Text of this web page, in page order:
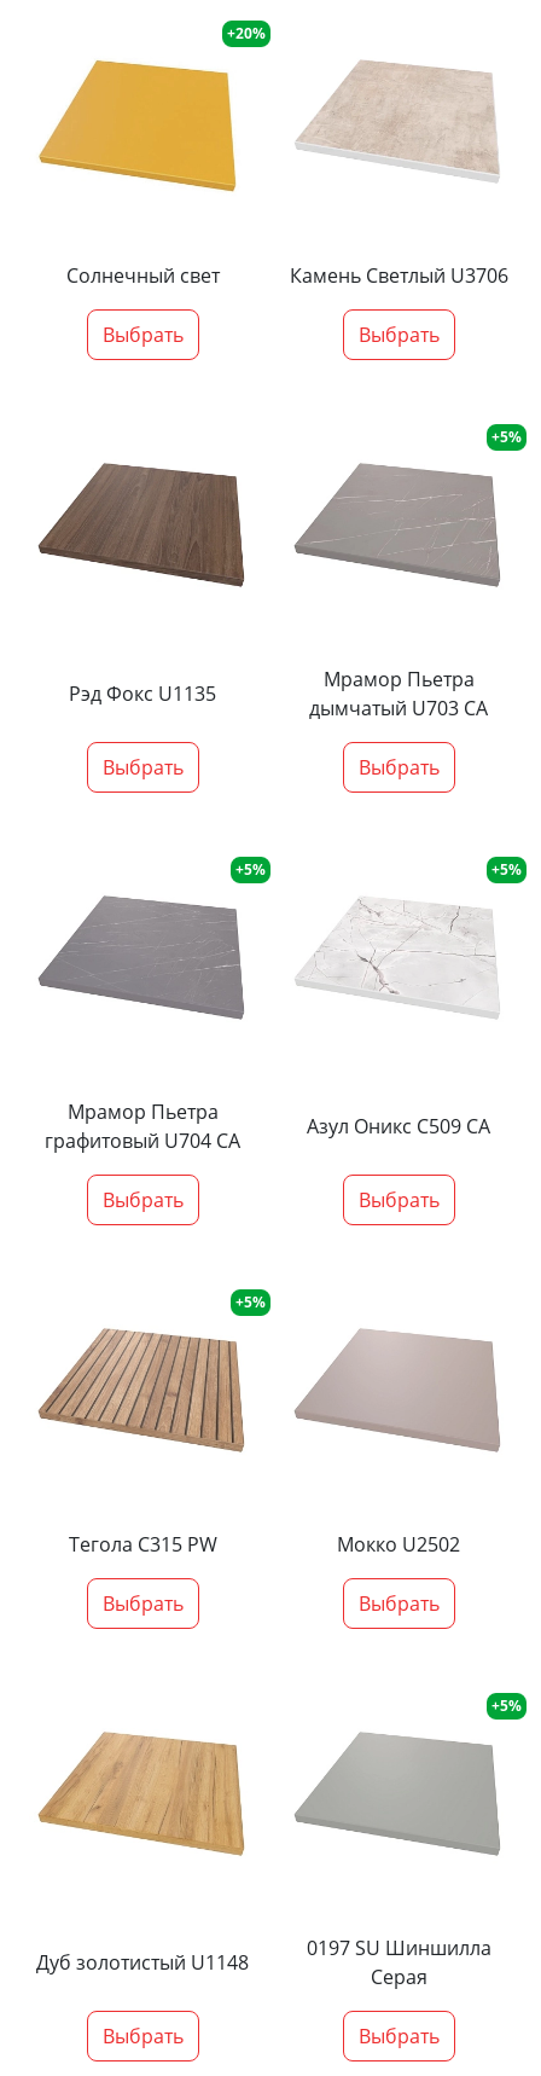
+20%
Солнечный свет
Выбрать
Камень Светлый U3706
Выбрать
Рэд Фокс U1135
Выбрать
+5%
Мрамор Пьетра
дымчатый U703 CA
Выбрать
+5%
Мрамор Пьетра
графитовый U704 CA
Выбрать
+5%
Азул Оникс С509 СА
Выбрать
+5%
Тегола С315 PW
Выбрать
Мокко U2502
Выбрать
Дуб золотистый U1148
Выбрать
+5%
0197 SU Шиншилла
Серая
Выбрать